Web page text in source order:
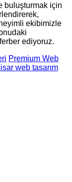
buluşturmak için
ekibimizle
ediyoruz.
Premium Web
web tasarım